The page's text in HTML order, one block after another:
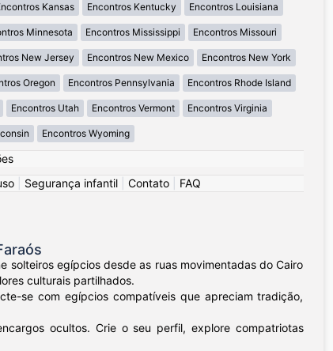
Kansas Encontros Kentucky Encontros Louisiana
Minnesota Encontros Mississippi Encontros Missouri
New Jersey Encontros New Mexico Encontros New York
Oregon Encontros Pennsylvania Encontros Rhode Island
Encontros Utah Encontros Vermont Encontros Virginia
Encontros Wyoming
Segurança infantil Contato FAQ
solteiros egípcios desde as ruas movimentadas do Cairo
culturais partilhados.
se com egípcios compatíveis que apreciam tradição,
ocultos. Crie o seu perfil, explore compatriotas